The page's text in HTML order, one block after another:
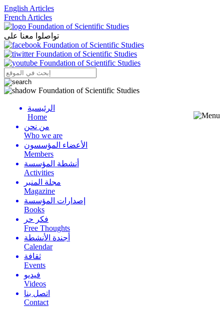
English Articles
French Articles
تواصلوا معنا على
Menu
الرئيسية
Home
من نحن
Who we are
الأعضاء المؤسسون
Members
أنشطة المؤسسة
Activities
مجلة المنبر
Magazine
إصدارات المؤسسة
Books
فكر حر
Free Thoughts
أجندة الأنشطة
Calendar
ثقافة
Events
فيديو
Videos
اتصل بنا
Contact